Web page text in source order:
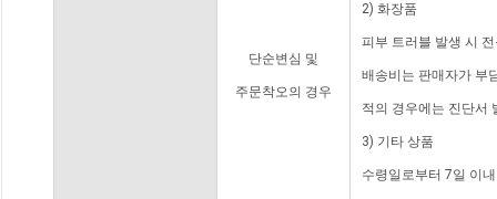
단순변심 및
주문착오의 경우
2) 화장품
피부 트러블 발생 시
배송비는 판매자가 부
적의 경우에는 진단서
3) 기타 상품
수령일로부터 7일 이